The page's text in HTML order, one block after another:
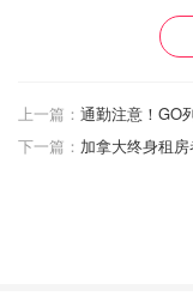
过山车老少皆宜（
坐），最多可同时
上一篇： 通勤注意！GO
下一篇：